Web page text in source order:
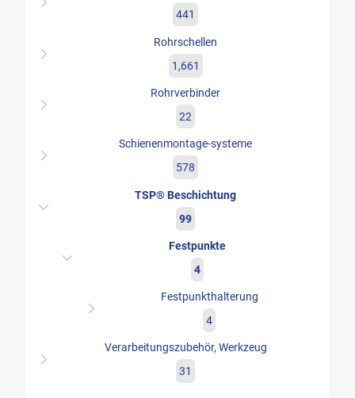
441
Rohrschellen
1,661
Rohrverbinder
22
Schienenmontage-systeme
578
TSP® Beschichtung
99
Festpunkte
4
Festpunkthalterung
4
Verarbeitungszubehör, Werkzeug
31